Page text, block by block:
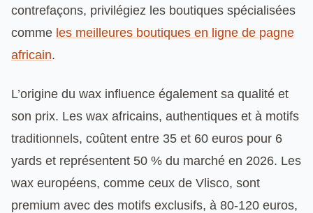
contrefaçons, privilégiez les boutiques spécialisées
comme les meilleures boutiques en ligne de pagne
africain.
L’origine du wax influence également sa qualité et
son prix. Les wax africains, authentiques et à motifs
traditionnels, coûtent entre 35 et 60 euros pour 6
yards et représentent 50 % du marché en 2026. Les
wax européens, comme ceux de Vlisco, sont
premium avec des motifs exclusifs, à 80-120 euros,